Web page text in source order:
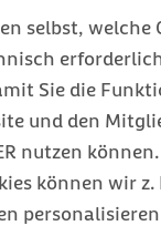
selbst, welche
Sie die
und den
nutzen
können wir z.
kann eine
eines
der Verdacht
einer Fachärztin
für Innere
Hämatologie